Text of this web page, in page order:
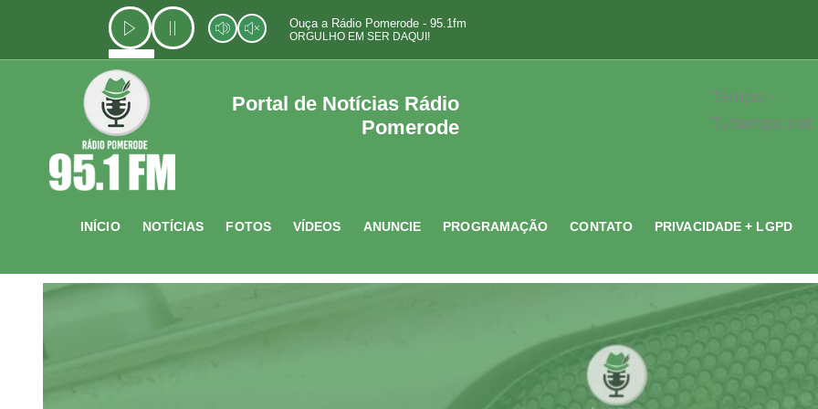
o
Ouça a Rádio Pomerode - 95.1fm
ORGULHO EM SER DAQUI!
Portal de Notícias Rádio
Pomerode
Tempo -
Tutiempo.net
INÍCIO NOTÍCIAS FOTOS VÍDEOS ANUNCIE PROGRAMAÇÃO CONTATO PRIVACIDADE + LGPD